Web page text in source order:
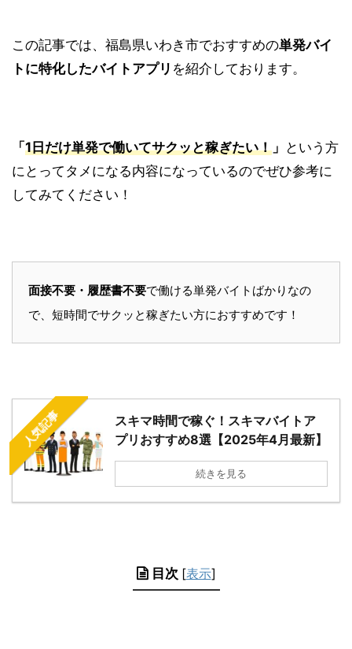
この記事では、福島県いわき市でおすすめの単発バイ
トに特化したバイトアプリ を紹介しております。
「 1日だけ単発で働いてサクッと稼ぎたい！ 」 という方
にとってタメになる内容になっているのでぜひ参考に
してみてください！
面接不要・履歴書不要で働ける単発バイトばかりなの
で、短時間でサクッと稼ぎたい方におすすめです！
人気記事
スキマ時間で稼ぐ！スキマバイトア
プリおすすめ8選【2025年4月最新】
続きを見る
目次 [表示]